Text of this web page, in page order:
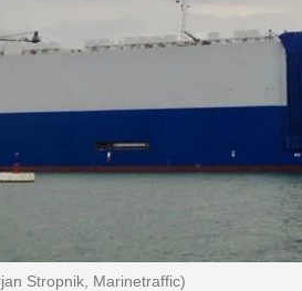
Stropnik, Marinetraffic)